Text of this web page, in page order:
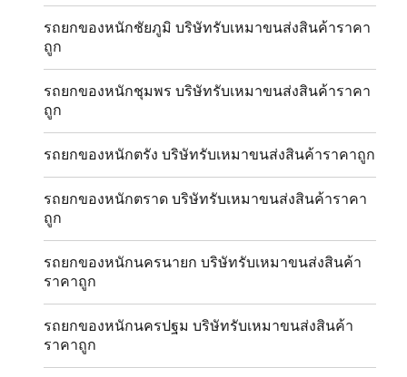
รถยกของหนักชัยภูมิ บริษัทรับเหมาขนส่งสินค้าราคา
ถูก
รถยกของหนักชุมพร บริษัทรับเหมาขนส่งสินค้าราคา
ถูก
รถยกของหนักตรัง บริษัทรับเหมาขนส่งสินค้าราคาถูก
รถยกของหนักตราด บริษัทรับเหมาขนส่งสินค้าราคา
ถูก
รถยกของหนักนครนายก บริษัทรับเหมาขนส่งสินค้า
ราคาถูก
รถยกของหนักนครปฐม บริษัทรับเหมาขนส่งสินค้า
ราคาถูก